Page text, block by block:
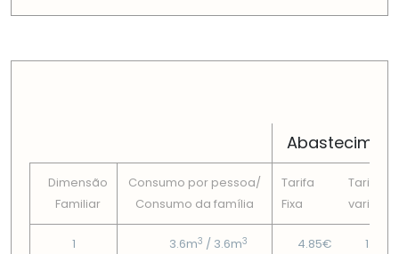
Dimensão
Familiar
Consumo por pessoa/
Consumo da famí­lia
Tarifa
Fixa
Tarifa
variável
1 3.6m3 / 3.6m3 4.85€ 1.44€